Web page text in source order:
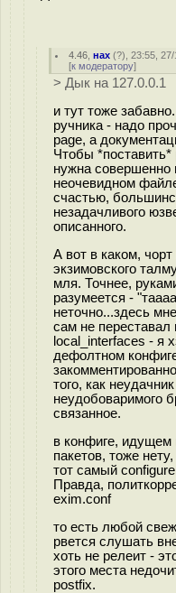
4.46 ,нах (?), 23:55, 27/
[к модератору]
> Дык на 127.0.0.1
и тут тоже
ручника - надо
page, а
Чтобы *поставить*
нужна совершенно
неочевидном
счастью,
незадачливого
описанного.
А вот в каком,
экзимовского
мля. Точнее,
разумеется -
неточно...здесь
сам не переставал
local_interfaces - я
дефолтном
того, как
неудобоваримого
связанное.
в конфиге, идущем
пакетов, тоже
тот самый
Правда,
exim.conf
то есть любой
рвется слушать
хоть не релеит -
этого места
postfix.